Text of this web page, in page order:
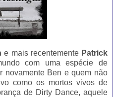
e mais recentemente Patrick
com uma espécie de
novamente Ben e quem não
como os mortos vivos de
de Dirty Dance, aquele